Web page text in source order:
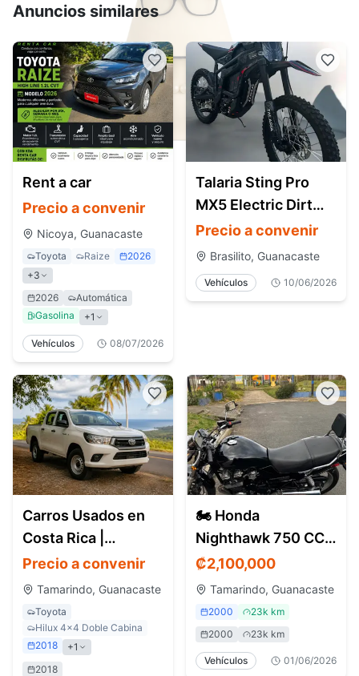
Anuncios similares
Rent a car
Precio a convenir
Nicoya, Guanacaste
Toyota Raize
2026
+3
2026
Automática
Gasolina
+1
Vehículos 08/07/2026
Talaria Sting Pro
MX5 Electric Dirt
Bike (Off-Road)
Precio a convenir
Brasilito, Guanacaste
Vehículos 10/06/2026
Carros Usados en
Costa Rica |
Encuentra
Vehículos en Todo
el País
Precio a convenir
Tamarindo, Guanacaste
Toyota
Hilux 4x4 Doble Cabina
2018
+1
2018
🏍️ Honda
Nighthawk 750 CC –
Modelo 2000
₡2,100,000
Tamarindo, Guanacaste
2000
23k km
2000
23k km
Vehículos 01/06/2026